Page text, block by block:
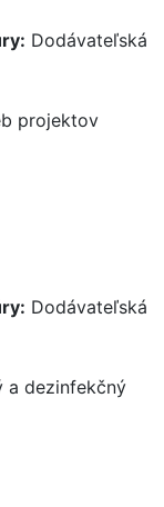
Dodávateľská
projektov
Dodávateľská
a dezinfekčný